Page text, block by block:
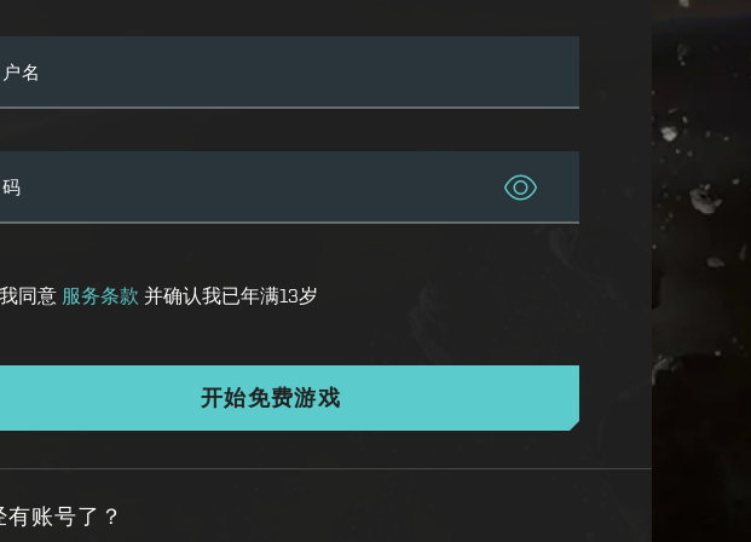
名
我同意 服务条款 并确认我已年满13岁
开始免费游戏
有账号了？